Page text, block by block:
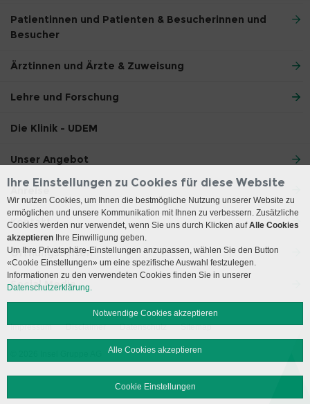
Patientinnen und Patienten & Besucherinnen und
Besucher
Ärztinnen und Ärzte & Zuweisung
Lehre und Forschung
Die Klinik - UDEM
Unser Angebot
Anreise
Kontakt
Öffnungszeiten
Social Media
Impressum Disclaimer Datenschutz Sitemap
Ihre Einstellungen zu Cookies für diese Website
Wir nutzen Cookies, um Ihnen die bestmögliche Nutzung unserer Website zu
ermöglichen und unsere Kommunikation mit Ihnen zu verbessern. Zusätzliche
Cookies werden nur verwendet, wenn Sie uns durch Klicken aufAlle Cookies
akzeptieren Ihre Einwilligung geben.
Um Ihre Privatsphäre-Einstellungen anzupassen, wählen Sie den Button
«Cookie Einstellungen» um eine spezifische Auswahl festzulegen.
Informationen zu den verwendeten Cookies finden Sie in unserer
Datenschutzerklärung.
Notwendige Cookies akzeptieren
Alle Cookies akzeptieren
Cookie Einstellungen